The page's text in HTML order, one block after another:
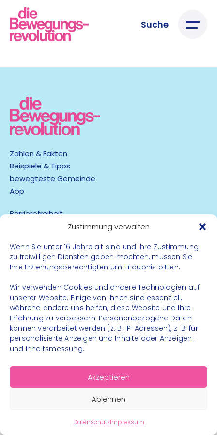
Zustimmung verwalten
Wenn Sie unter 16 Jahre alt sind und Ihre Zustimmung
zu freiwilligen Diensten geben möchten, müssen Sie
Ihre Erziehungsberechtigten um Erlaubnis bitten.
Wir verwenden Cookies und andere Technologien auf
unserer Website. Einige von ihnen sind essenziell,
während andere uns helfen, diese Website und Ihre
Erfahrung zu verbessern. Personenbezogene Daten
können verarbeitet werden (z. B. IP-Adressen), z. B. für
personalisierte Anzeigen und Inhalte oder Anzeigen-
und Inhaltsmessung.
Akzeptieren
Ablehnen
DatenschutzImpressum
Suche
Zahlen & Fakten
Beispiele & Tipps
bewegteste Gemeinde
App
Barrierefreiheit
Kontakt
Instagram
Facebook
© 2026 – Bewegungsland Steiermark gGmbH - Alle